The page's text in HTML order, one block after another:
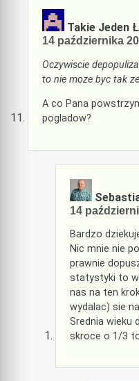
Takie Jeden
14 października
Oczywiscie
to nie moze byc tak
A co Pana
pogladow?
14
Bardzo
Nic mnie nie
prawnie
statystyki to
nas na ten
wydalac) sie
Srednia wieku
skroce o 1/3